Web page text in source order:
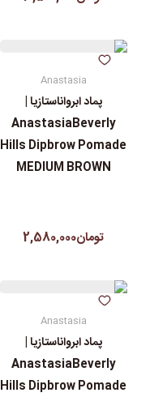
Anastasia
پماد ابرواناستازیا |
AnastasiaBeverly
Hills Dipbrow Pomade
MEDIUM BROWN
تومان2,580,000
Anastasia
پماد ابرواناستازیا |
AnastasiaBeverly
Hills Dipbrow Pomade